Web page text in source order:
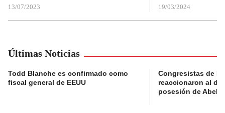
13/07/2023 19/03/2024
Últimas Noticias
Todd Blanche es confirmado como
fiscal general de EEUU
Congresistas de
reaccionaron al
posesión de